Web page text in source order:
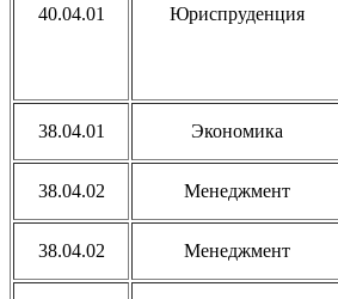
40.04.01 Юриспруденция
38.04.01 Экономика
38.04.02 Менеджмент
38.04.02 Менеджмент